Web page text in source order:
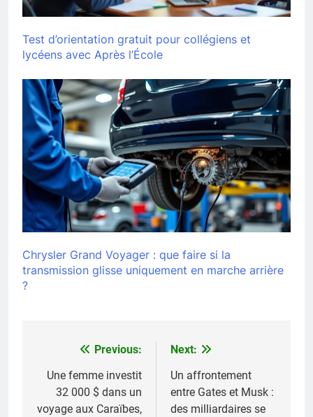
Test d’orientation gratuit pour collégiens et
lycéens avec Après l’École
Chrysler Grand Voyager : que faire si la
transmission glisse uniquement en marche arrière
?
Navigation
de
l’article
Previous:
Une femme investit
32 000 $ dans un
voyage aux Caraïbes,
Next:
Un affrontement
entre Gates et Musk :
des milliardaires se